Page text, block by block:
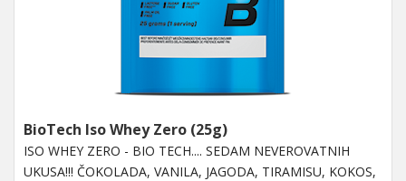
BioTech Iso Whey Zero (25g)
ISO WHEY ZERO - BIO TECH.... SEDAM NEVEROVATNIH
UKUSA!!! ČOKOLADA, VANILA, JAGODA, TIRAMISU, KOKOS,